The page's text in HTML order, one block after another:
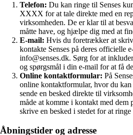
Telefon: Du kan ringe til Senses
XXXX for at tale direkte med en
virksomheden. De er klar til at
måtte have, og hjælpe dig med at
E-mail: Hvis du foretrækker at
kontakte Senses på deres officielle
info@senses.dk. Sørg for at
og spørgsmål i din e-mail for at få
Online kontaktformular: På
online kontaktformular, hvor du
sende en besked direkte til
måde at komme i kontakt med
skrive en besked i stedet for at
Åbningstider og adresse